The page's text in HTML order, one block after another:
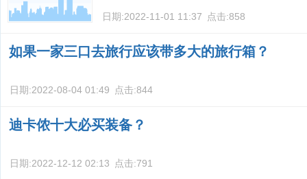
日期:2022-11-01 11:37 点击:858
如果一家三口去旅行应该带多大的旅行箱？
日期:2022-08-04 01:49 点击:844
迪卡侬十大必买装备？
日期:2022-12-12 02:13 点击:791